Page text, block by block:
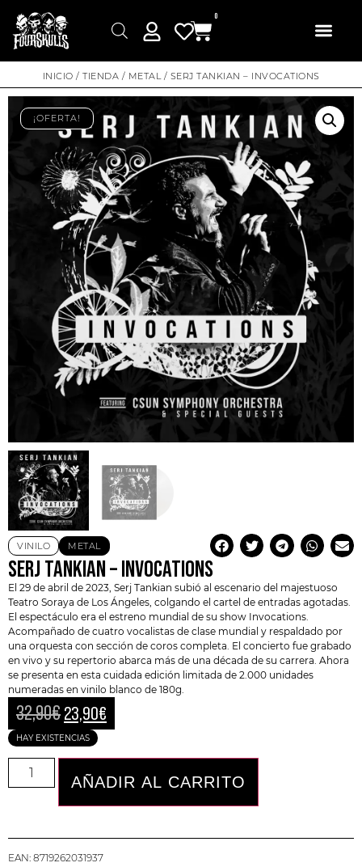
0
INICIO / TIENDA / METAL / SERJ TANKIAN – INVOCATIONS
¡OFERTA!
VINILO METAL
SERJ TANKIAN – INVOCATIONS
El 29 de abril de 2023, Serj Tankian subió al escenario del majestuoso
Teatro Soraya de Los Ángeles, colgando el cartel de entradas agotadas.
El espectáculo era el estreno mundial de su show Invocations.
Acompañado de cuatro vocalistas de clase mundial y respaldado por
una orquesta con sección de coros completa. El concierto fue grabado
en vivo y su repertorio abarca más de una década de su carrera. Ahora
se presenta en esta cuidada edición limitada de 2.000 unidades
numeradas en vinilo blanco de 180g.
32,90€ 23,90€
HAY EXISTENCIAS
AÑADIR AL CARRITO
EAN: 8719262031937